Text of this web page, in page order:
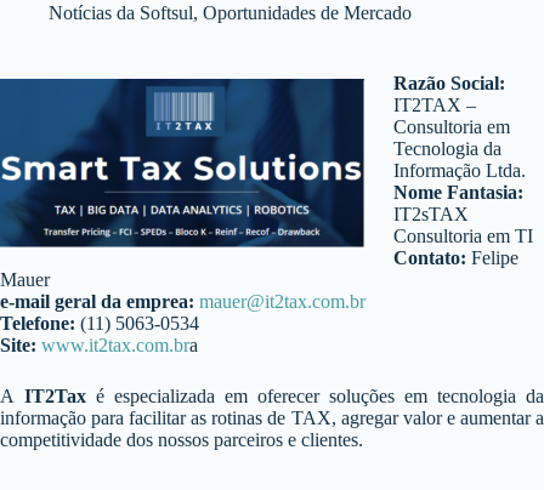
Notícias da Softsul, Oportunidades de Mercado
Razão Social:
IT2TAX –
Consultoria em
Tecnologia da
Informação Ltda.
Nome Fantasia:
IT2sTAX
Consultoria em TI
Contato: Felipe
Mauer
e-mail geral da emprea: mauer@it2tax.com.br
Telefone: (11) 5063-0534
Site: www.it2tax.com.bra
A IT2Tax é especializada em oferecer soluções em tecnologia da
informação para facilitar as rotinas de TAX, agregar valor e aumentar a
competitividade dos nossos parceiros e clientes.